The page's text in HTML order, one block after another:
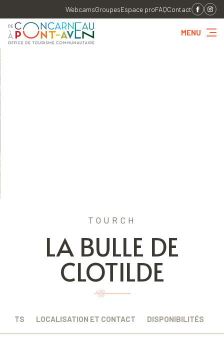
WebcamsGroupesEspace proFAQContact
MENU
TOURCH
LA BULLE DE
CLOTILDE
LOCALISATION ET CONTACT DISPONIBILITÉS